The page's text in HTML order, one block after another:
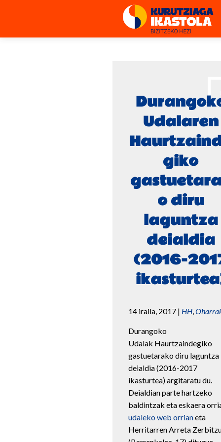
Udalaren
giko
o diru
laguntza
deialdia
(2016-
14 iraila, 2017 | HH,
Durangoko
Udalak Haurtzaindegiko
gastuetarako diru laguntza
deialdia (2016-2017
ikasturtea) argitaratu du.
Deialdian parte hartzeko
baldintzak eta eskaera
udaleko web orrianeta
Herritarren Arreta